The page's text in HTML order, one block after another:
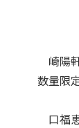
崎陽
数量限
口福